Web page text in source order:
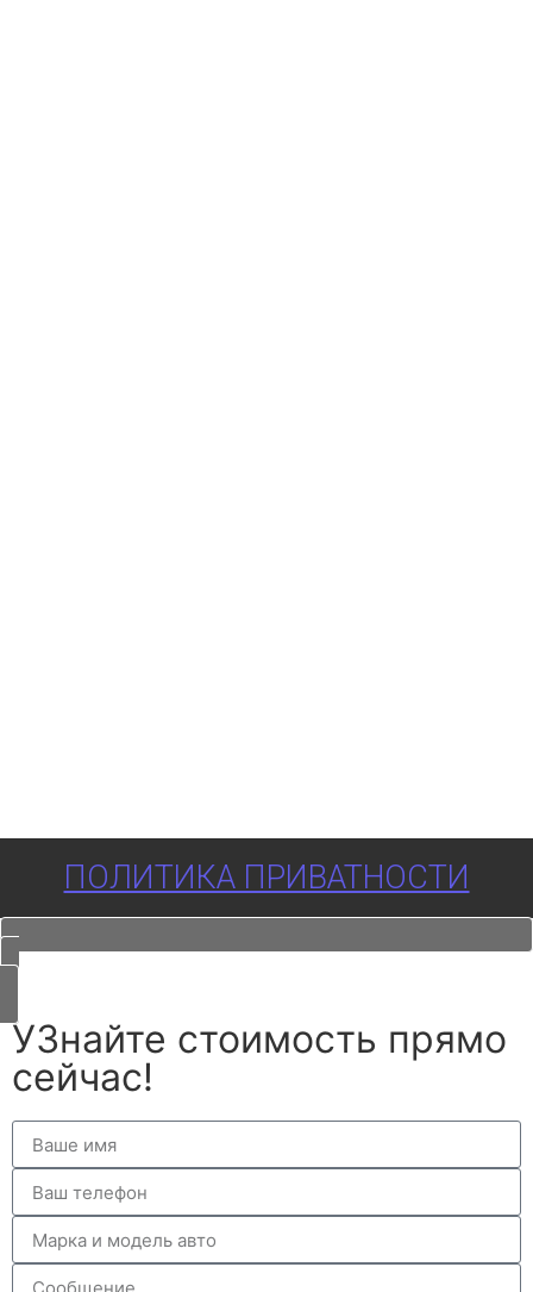
ПОЛИТИКА ПРИВАТНОСТИ
УЗнайте стоимость прямо
сейчас!